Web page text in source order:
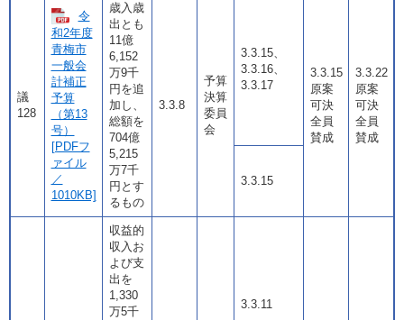
議
128
令
和2年度
青梅市
一般会
計補正
予算
（第13
号）
[PDFフ
ァイル
／
1010KB]
歳入歳
出とも
11億
6,152
万9千
円を追
加し、
総額を
704億
5,215
万7千
円とす
るもの
3.3.8
予算
決算
委員
会
3.3.15、
3.3.16、
3.3.17
3.3.15
原案
可決
全員
賛成
3.3.22
原案
可決
全員
賛成
3.3.15
収益的
収入お
よび支
出を
1,330
万5千
3.3.11